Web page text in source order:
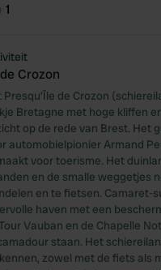
1
Crozon
Presqu’Île de Crozon
Bretagne met hoge kliffen
op de rede van Brest. Het
automobielpionier Armand
voor toerisme. Het
en de smalle weggetjes
en te fietsen. Camaret-
haven met een
Vauban en de Chapelle
staan. Het
zowel met de fiets als